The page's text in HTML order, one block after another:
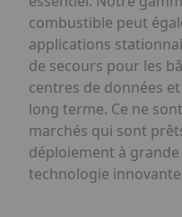
combustible peut
applications
de secours pour les
centres de données
long terme. Ce ne
marchés qui sont
déploiement à
technologie